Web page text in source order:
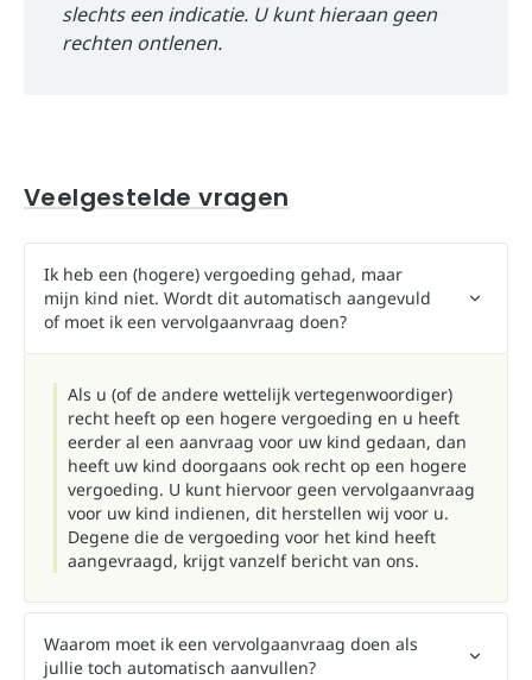
slechts een indicatie. U kunt hieraan geen
rechten ontlenen.
Veelgestelde vragen
Ik heb een (hogere) vergoeding gehad, maar
mijn kind niet. Wordt dit automatisch aangevuld
of moet ik een vervolgaanvraag doen?
Als u (of de andere wettelijk vertegenwoordiger)
recht heeft op een hogere vergoeding en u heeft
eerder al een aanvraag voor uw kind gedaan, dan
heeft uw kind doorgaans ook recht op een hogere
vergoeding. U kunt hiervoor geen vervolgaanvraag
voor uw kind indienen, dit herstellen wij voor u.
Degene die de vergoeding voor het kind heeft
aangevraagd, krijgt vanzelf bericht van ons.
Waarom moet ik een vervolgaanvraag doen als
jullie toch automatisch aanvullen?